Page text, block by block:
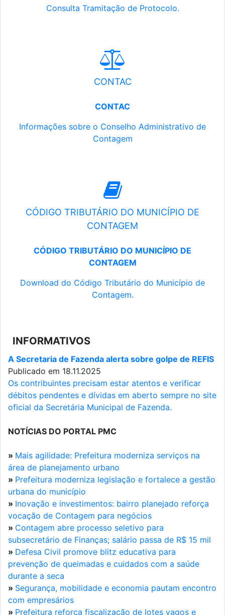
Consulta Tramitação de Protocolo.
CONTAC
CONTAC
Informações sobre o Conselho Administrativo de
Contagem
CÓDIGO TRIBUTÁRIO DO MUNICÍPIO DE
CONTAGEM
CÓDIGO TRIBUTÁRIO DO MUNICÍPIO DE
CONTAGEM
Download do Código Tributário do Município de
Contagem.
INFORMATIVOS
A Secretaria de Fazenda alerta sobre golpe de REFIS
Publicado em 18.11.2025
Os contribuintes precisam estar atentos e verificar
débitos pendentes e dívidas em aberto sempre no site
oficial da Secretária Municipal de Fazenda.
NOTÍCIAS DO PORTAL PMC
» Mais agilidade: Prefeitura moderniza serviços na
área de planejamento urbano
» Prefeitura moderniza legislação e fortalece a gestão
urbana do município
» Inovação e investimentos: bairro planejado reforça
vocação de Contagem para negócios
» Contagem abre processo seletivo para
subsecretário de Finanças; salário passa de R$ 15 mil
» Defesa Civil promove blitz educativa para
prevenção de queimadas e cuidados com a saúde
durante a seca
» Segurança, mobilidade e economia pautam encontro
com empresários
» Prefeitura reforça fiscalização de lotes vagos e